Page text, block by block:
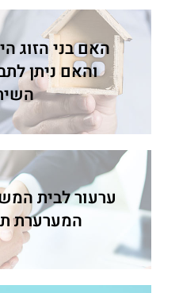
האם בני הזוג
והאם ניתן
ערעור לבית
המערערת